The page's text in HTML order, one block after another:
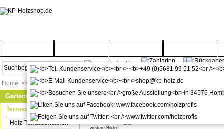
Home >> Gartenwelt >> Terrassenböden
WPC/BPC Terrassendielen
weitere Bilder:
Gartenwelt
Terrassenböden
Holz-Terrassendielen